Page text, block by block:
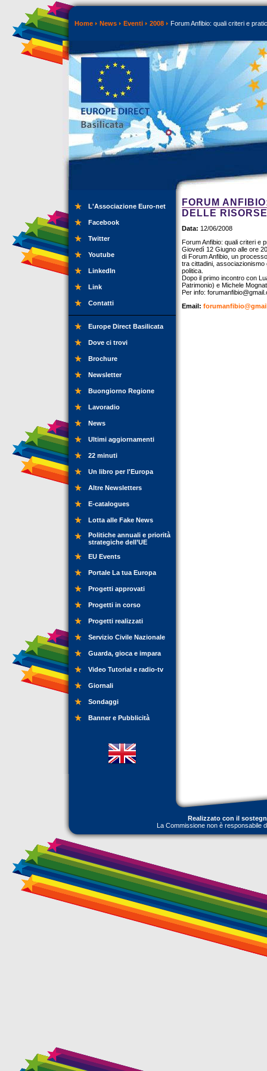
Home News Eventi 2008 Forum Anfibio: quali criteri e
L'Associazione Euro-net
Facebook
Twitter
Youtube
LinkedIn
Link
Contatti
Europe Direct Basilicata
Dove ci trovi
Brochure
Newsletter
Buongiorno Regione
Lavoradio
News
Ultimi aggiornamenti
22 minuti
Un libro per l'Europa
Altre Newsletters
E-catalogues
Lotta alle Fake News
Politiche annuali e priorità
strategiche dell’UE
EU Events
Portale La tua Europa
Progetti approvati
Progetti in corso
Progetti realizzati
Servizio Civile Nazionale
Guarda, gioca e impara
Video Tutorial e radio-tv
Giornali
Sondaggi
Banner e Pubblicità
FORUM
DELLE
Data: 12/06/2008
Forum Anfibio: quali criteri e
Giovedì 12 Giugno alle ore
di Forum Anfibio, un
tra cittadini, associazionismo
politica.
Dopo il primo incontro con
Patrimonio) e Michele
Per info:
Email:
Realizzato con il
La Commissione non è responsabile